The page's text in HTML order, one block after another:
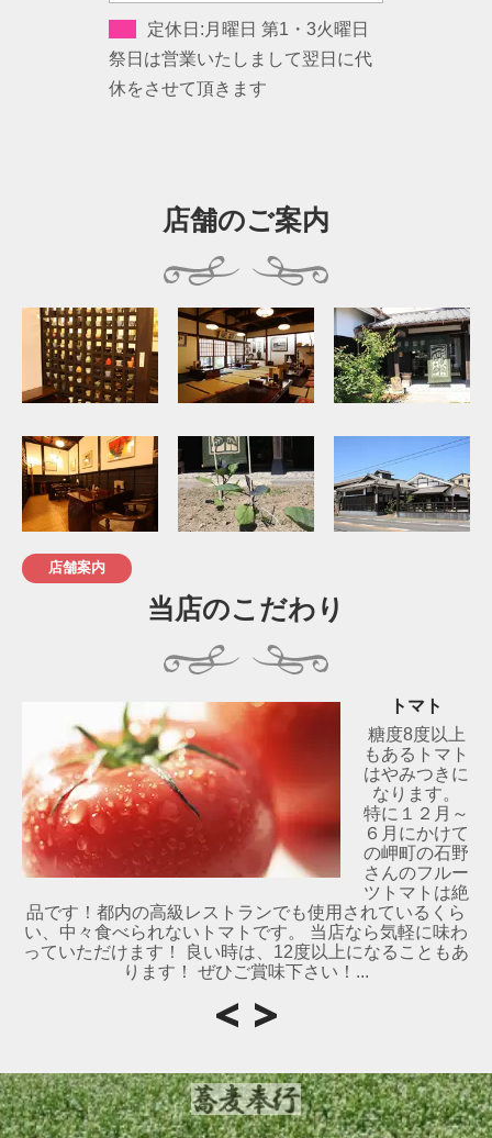
定休日:月曜日 第1・3火曜日
祭日は営業いたしまして翌日に代
休をさせて頂きます
店舗のご案内
店舗案内
当店のこだわり
トマト
糖度8度以上
もあるトマト
はやみつきに
なります。
特に１２月～
６月にかけて
の岬町の石野
さんのフルー
ツトマトは絶
品です！都内の高級レストランでも使用されているくら
い、中々食べられないトマトです。 当店なら気軽に味わ
っていただけます！ 良い時は、12度以上になることもあ
ります！ ぜひご賞味下さい！...